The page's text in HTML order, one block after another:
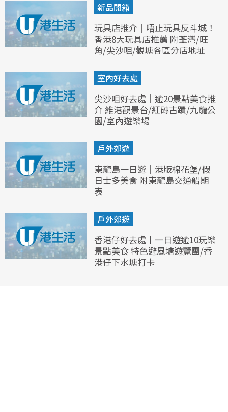
新品開箱
玩具店推介｜唔止玩具反斗城！
香港8大玩具店推薦 附荃灣/旺
角/尖沙咀/觀塘各區分店地址
室內好去處
尖沙咀好去處｜逾20景點美食推
介 維港觀景台/紅磚古蹟/九龍公
園/室內遊樂場
戶外郊遊
東龍島一日遊｜港版棉花堡/假
日士多美食 附東龍島交通船期
表
戶外郊遊
香港仔好去處丨一日遊逾10玩樂
景點美食 特色避風塘遊覽團/香
港仔下水塘打卡